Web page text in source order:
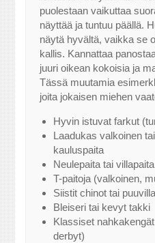
puolestaan vaikuttaa
näyttää ja tuntuu päällä.
näytä hyvältä, vaikka se
kallis. Kannattaa
juuri oikean kokoisia ja
Tässä muutamia
joita jokaisen miehen
Hyvin istuvat farkut
Laadukas valkoinen
kauluspaita
Neulepaita tai
T-paitoja (valkoinen,
Siistit chinot tai
Bleiseri tai kevyt takki
Klassiset
derbyt)